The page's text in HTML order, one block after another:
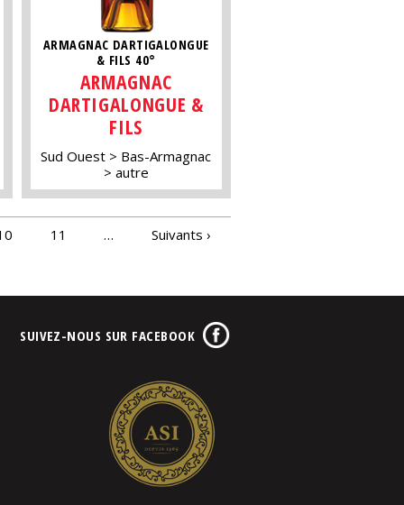
ARMAGNAC DARTIGALONGUE
& FILS 40°
ARMAGNAC
DARTIGALONGUE &
FILS
Sud Ouest
Bas-Armagnac
autre
11 … Suivants ›
SUIVEZ-NOUS SUR FACEBOOK